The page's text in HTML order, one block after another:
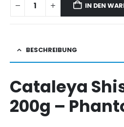
IN DEN
BESCHREIBUNG
Cataleya
200g –